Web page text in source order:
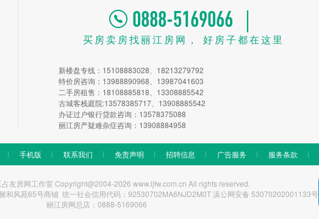
0888-5169066 ｜
买房卖房找丽江房网， 好房子都在这里
新楼盘专线：15108883028、18213279792
特价房咨询：13988890968、13987041603
二手房租售：18108885818、13308885542
古城客栈庭院:13578385717、13908885542
办证过户银行贷款咨询：13578375088
丽江房产疑难杂症咨询：13908884958
手机版 联系我们 免责声明 招聘信息 广告服务 服务条款
友房网工作室 Copyright@2004-2026 www.ljfw.com.cn All rights reserved.
和风苑65号商铺 统一社会信用代码：92530702MA6NJD2M0T 滇公网安备 53070202001133号
丽江房网总店：0888-5169066